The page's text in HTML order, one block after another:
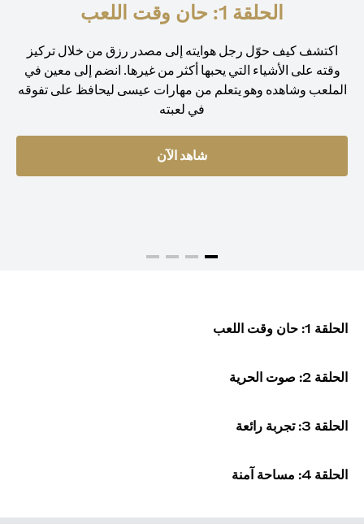
الحلقة 1: حان وقت اللعب
اكتشف كيف حوّل رجل هوايته إلى مصدر رزق من خلال تركيز
وقته على الأشياء التي يحبها أكثر من غيرها. انضم إلى معين في
الملعب وشاهده وهو يتعلم من مهارات عيسى ليحافظ على تفوقه
في لعبته
شاهد الآن
الحلقة 1: حان وقت اللعب
الحلقة 2: صوت الحرية
الحلقة 3: تجربة رائعة
الحلقة 4: مساحة آمنة